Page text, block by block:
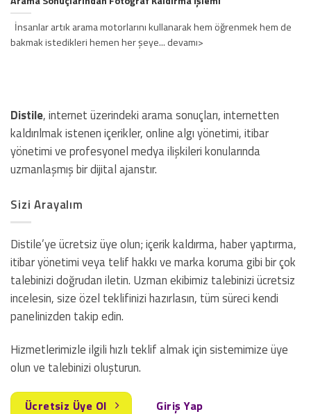
İnsanlar artık arama motorlarını kullanarak hem öğrenmek hem de
bakmak istedikleri hemen her şeye... devamı>
Distile, internet üzerindeki arama sonuçları, internetten
kaldırılmak istenen içerikler, online algı yönetimi, itibar
yönetimi ve profesyonel medya ilişkileri konularında
uzmanlaşmış bir dijital ajanstır.
Sizi Arayalım
Distile’ye ücretsiz üye olun; içerik kaldırma, haber yaptırma,
itibar yönetimi veya telif hakkı ve marka koruma gibi bir çok
talebinizi doğrudan iletin. Uzman ekibimiz talebinizi ücretsiz
incelesin, size özel teklifinizi hazırlasın, tüm süreci kendi
panelinizden takip edin.
Hizmetlerimizle ilgili hızlı teklif almak için sistemimize üye
olun ve talebinizi oluşturun.
Ücretsiz Üye Ol Giriş Yap